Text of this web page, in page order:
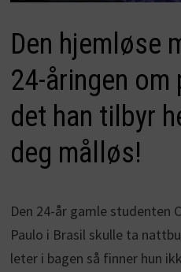
Den hjemløse
24-åringen om
det han tilbyr
deg målløs!
Den 24-år gamle studenten
Paulo i Brasil skulle ta
leter i bagen så finner hun